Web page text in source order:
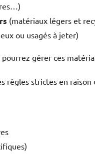
(matériaux légers et
ou usagés à jeter)
pourrez gérer ces
règles strictes en